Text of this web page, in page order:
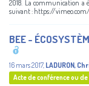
2018. La communication a
suivant : https://
BEE -
16 mars 2017, LADURON,
Acte de conférence ou